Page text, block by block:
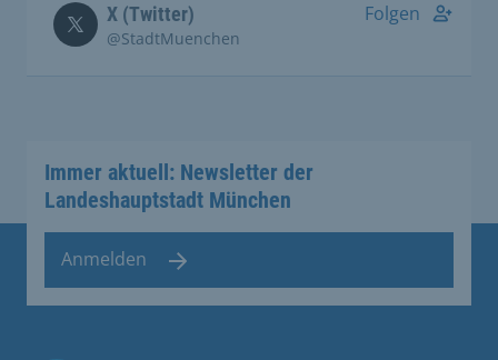
X (Twitter)
@StadtMuenchen
Folgen
Immer aktuell: Newsletter der
Landeshauptstadt München
Anmelden